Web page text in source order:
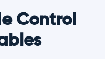
Control